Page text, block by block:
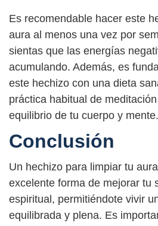
Es recomendable hacer este
aura al menos una vez por
sientas que las energías
acumulando. Además, es
este hechizo con una dieta
práctica habitual de
equilibrio de tu cuerpo y mente.
Conclusión
Un hechizo para limpiar tu
excelente forma de mejorar tu
espiritual, permitiéndote vivir
equilibrada y plena. Es